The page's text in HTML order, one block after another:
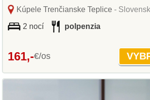
Kúpele Trenčianske Teplice-
2 nocí polpenzia
161,-€/os